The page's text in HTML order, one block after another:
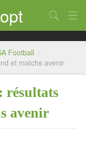
Chercher
Football /
et matchs avenir
résultats
avenir